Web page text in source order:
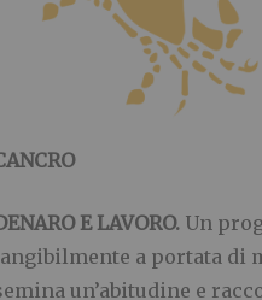
E LAVORO. Un
a portata di
un’abitudine e